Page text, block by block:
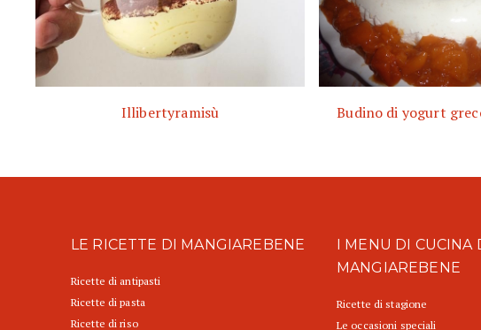
Illibertyramisù Budino di yogurt
LE RICETTE DI MANGIAREBENE
Ricette di antipasti
Ricette di pasta
Ricette di riso
I MENU DI CUCINA
MANGIAREBENE
Ricette di stagione
Le occasioni speciali